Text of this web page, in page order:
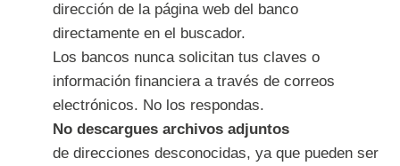
dirección de la página web del banco
directamente en el buscador.
Los bancos nunca solicitan tus claves o
información financiera a través de correos
electrónicos. No los respondas.
No descargues archivos adjuntos
de direcciones desconocidas, ya que pueden ser